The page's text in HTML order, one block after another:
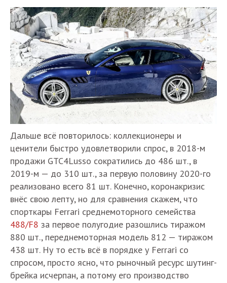
Дальше всё повторилось: коллекционеры и
ценители быстро удовлетворили спрос, в 2018-м
продажи GTC4Lusso сократились до 486 шт., в
2019-м — до 310 шт., за первую половину 2020-го
реализовано всего 81 шт. Конечно, коронакризис
внёс свою лепту, но для сравнения скажем, что
спорткары Ferrari среднемоторного семейства
488/F8 за первое полугодие разошлись тиражом
880 шт., переднемоторная модель 812 — тиражом
438 шт. Ну то есть всё в порядке у Ferrari со
спросом, просто ясно, что рыночный ресурс шутинг-
брейка исчерпан, а потому его производство